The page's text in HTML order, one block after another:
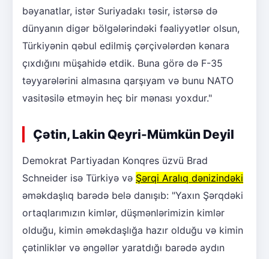
bəyanatlar, istər Suriyadakı təsir, istərsə də
dünyanın digər bölgələrindəki fəaliyyətlər olsun,
Türkiyənin qəbul edilmiş çərçivələrdən kənara
çıxdığını müşahidə etdik. Buna görə də F-35
təyyarələrini almasına qarşıyam və bunu NATO
vasitəsilə etməyin heç bir mənası yoxdur."
Çətin, Lakin Qeyri-Mümkün Deyil
Demokrat Partiyadan Konqres üzvü Brad
Schneider isə Türkiyə və Şərqi Aralıq dənizindəki
əməkdaşlıq barədə belə danışıb: "Yaxın Şərqdəki
ortaqlarımızın kimlər, düşmənlərimizin kimlər
olduğu, kimin əməkdaşlığa hazır olduğu və kimin
çətinliklər və əngəllər yaratdığı barədə aydın